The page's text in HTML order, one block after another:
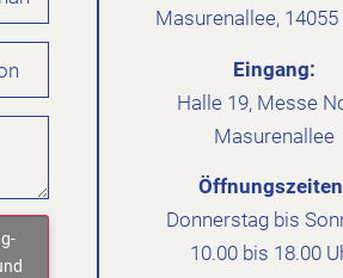
Masurenallee, 14055
Eingang:
Halle 19, Messe
Masurenallee
Donnerstag bis
10.00 bis 18.00